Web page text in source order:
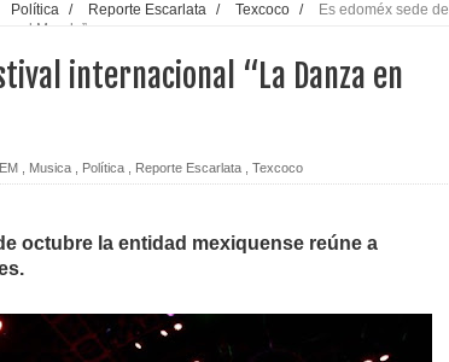
Política / Reporte Escarlata / Texcoco /
Es edoméx sede del
al Mundo”
internacional “La Danza en
Musica Política Reporte Escarlata Texcoco
octubre la entidad mexiquense reúne a